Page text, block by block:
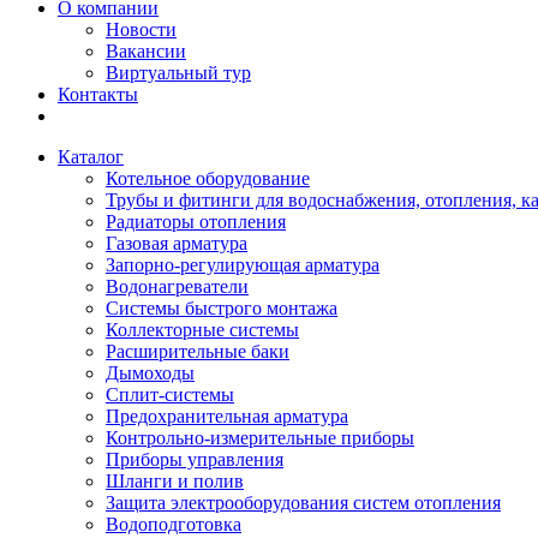
О компании
Новости
Вакансии
Виртуальный тур
Контакты
Каталог
Котельное оборудование
Трубы и фитинги для водоснабжения, отопления,
Радиаторы отопления
Газовая арматура
Запорно-регулирующая арматура
Водонагреватели
Системы быстрого монтажа
Коллекторные системы
Расширительные баки
Дымоходы
Сплит-системы
Предохранительная арматура
Контрольно-измерительные приборы
Приборы управления
Шланги и полив
Защита электрооборудования систем отопления
Водоподготовка